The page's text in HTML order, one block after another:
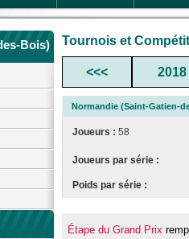
Bois)
Tournois et
<<< 2018
Normandie (Saint-Gatien-
Joueurs : 58
Joueurs par série :
Poids par série :
Étape du Grand Prix